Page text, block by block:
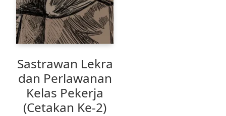
Sastrawan Lekra
dan Perlawanan
Kelas Pekerja
(Cetakan Ke-2)